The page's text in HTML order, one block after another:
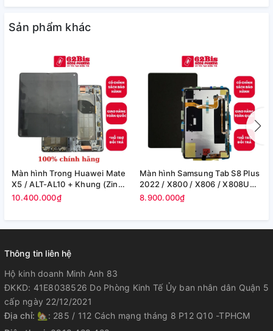
Sản phẩm khác
Màn hình Trong Huawei Mate
X5 / ALT-AL10 + Khung (Zin
Máy)
10.400.000₫
Màn hình Samsung Tab S8 Plus
2022 / X800 / X806 / X808U
(12.4in) -(Zin)
8.900.000₫
Thông tin liên hệ
Hộ kinh doanh Minh Anh 83
ĐKKD: 41E8038526 Do Phòng Kinh Tế Ủy ban nhân dân Quận 5
cấp ngày 22/12/2021
Địa chỉ: 🏡: 285 / 112 Cách mạng tháng 8 P12 Q10 -TPHCM